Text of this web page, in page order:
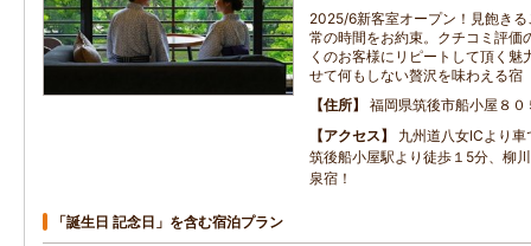
2025/6新客室オープン！見飽き
常の時間をお約束。クチコミ評価
くのお客様にリピートして頂く魅
せて何もしない贅沢を味わえる宿
住所
福岡県筑後市船小屋８０
アクセス
九州道八女ICより
筑後船小屋駅より徒歩１5分、柳
泉宿！
「誕生日 記念日」を含む宿泊プラン